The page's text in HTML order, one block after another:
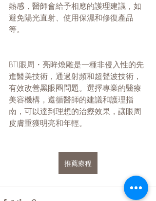
熱感，醫師會給予相應的護理建議，如
避免陽光直射、使用保濕和修復產品
等。
BTL眼周・亮眸煥雕是一種非侵入性的先
進醫美技術，通過射頻和超聲波技術，
有效改善黑眼圈問題。選擇專業的醫療
美容機構，遵循醫師的建議和護理指
南，可以達到理想的治療效果，讓眼周
皮膚重獲明亮和年輕。
推薦療程